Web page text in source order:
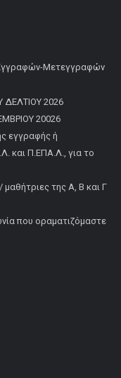
Εγγραφών-Μετεγγραφών
2026
20026
εγγραφής ή
και Π.ΕΠΑ.Λ., για το
μαθήτριες της Α, Β και Γ
που οραματιζόμαστε